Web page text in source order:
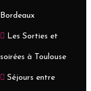
Bordeaux
Les Sorties et
soirées à Toulouse
Séjours entre